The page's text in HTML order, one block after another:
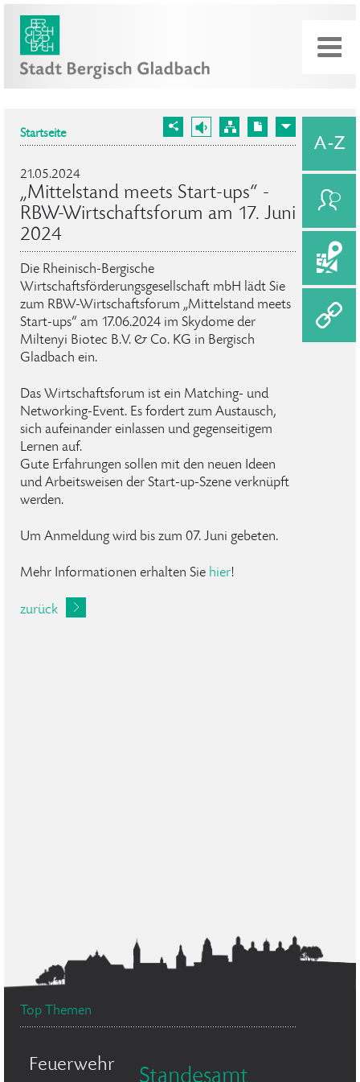
Startseite
21.05.2024
„Mittelstand meets Start-ups“ -
RBW-Wirtschaftsforum am 17. Juni
2024
Die Rheinisch-Bergische
Wirtschaftsförderungsgesellschaft mbH lädt Sie
zum RBW-Wirtschaftsforum „Mittelstand meets
Start-ups“ am 17.06.2024 im Skydome der
Miltenyi Biotec B.V. & Co. KG in Bergisch
Gladbach ein.
Das Wirtschaftsforum ist ein Matching- und
Networking-Event. Es fordert zum Austausch,
sich aufeinander einlassen und gegenseitigem
Lernen auf.
Gute Erfahrungen sollen mit den neuen Ideen
und Arbeitsweisen der Start-up-Szene verknüpft
werden.
Um Anmeldung wird bis zum 07. Juni gebeten.
Mehr Informationen erhalten Sie hier!
zurück
Top Themen
Feuerwehr